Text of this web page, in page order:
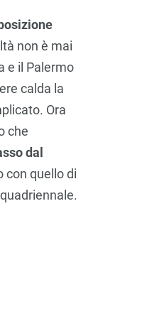
non è mai
e il Palermo
calda la
Ora
che
dal
con quello di